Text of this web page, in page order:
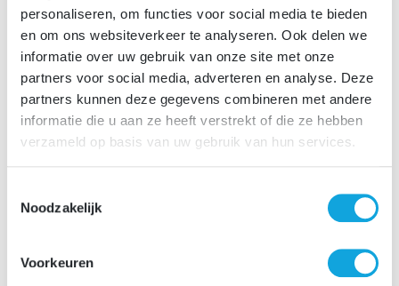
personaliseren, om functies voor social media te bieden
en om ons websiteverkeer te analyseren. Ook delen we
informatie over uw gebruik van onze site met onze
partners voor social media, adverteren en analyse. Deze
partners kunnen deze gegevens combineren met andere
informatie die u aan ze heeft verstrekt of die ze hebben
verzameld op basis van uw gebruik van hun services.
Noodzakelijk
Voorkeuren
kantoorfunctie vind ik het heerlijk om een bijdrage te
leveren aan de projecten die mijn collega’s buiten
uitvoeren. En ik vind het heel leuk om offertes te
maken. Waarom? Omdat je samen met klanten de
strategie voor een project uitdenkt en zo grote invloed
hebt op het werk en het eindresultaat. Je bent een
komen.”